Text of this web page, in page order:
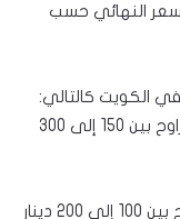
النهائي حسب
الكويت كالتالي:
شفاط مركزي للمطبخ متوسط التكلفة يتراوح بين 150 إلى 300
بينما الشفاط المركزي الصغير للحمام يتراوح بين 100 إلى 200 دينار